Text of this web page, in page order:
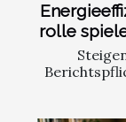
rolle